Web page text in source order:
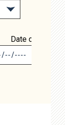
Date de fin